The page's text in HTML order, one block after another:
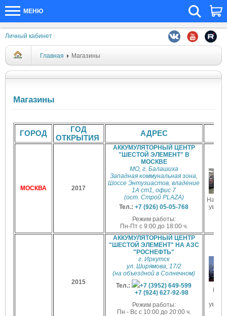
МЕНЮ
Личный кабинет
Главная Магазины
Магазины
ГОРОД
ГОД
ОТКРЫТИЯ
АДРЕС
МОСКВА 2017
АККУМУЛЯТОРНЫЙ ЦЕНТР
"ШЕСТОЙ ЭЛЕМЕНТ" В
МОСКВЕ
МО, г. Балашиха
Западная коммунальная зона,
Шоссе Энтузиастов, владение
1А ст1, офис 7
(ост. Строй PLAZA)
Тел.: +7 (926) 05-05-768
Режим работы:
Пн-Пт с 9:00 до 18:00 ч.
2015
АККУМУЛЯТОРНЫЙ ЦЕНТР
"ШЕСТОЙ ЭЛЕМЕНТ" НА АЗС
"РОСНЕФТЬ"
г. Иркутск
ул. Ширямова, 17/2
(на объездной в Солнечном)
Тел.:
+7 (3952) 649-599
+7 (924) 627-92-98
Режим работы:
Пн - Вс с 10:00 до 20:00 ч.